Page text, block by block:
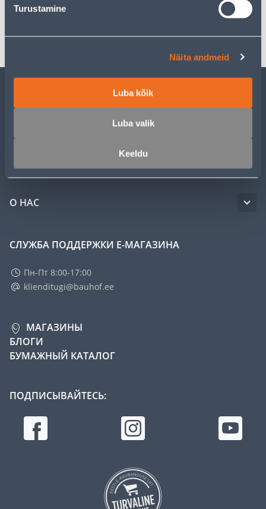
Turustamine
Näita andmeid
Luba kõik
Luba valik
Keeldu
УСЛУГИ
КЛУБ МАСТЕРОВ
О НАС
СЛУЖБА ПОДДЕРЖКИ Е-МАГАЗИНА
Пн-Пт 8:00-17:00
klienditugi@bauhof.ee
МАГАЗИНЫ
БЛОГИ
БУМАЖНЫЙ КАТАЛОГ
ПОДПИСЫВАЙТЕСЬ: